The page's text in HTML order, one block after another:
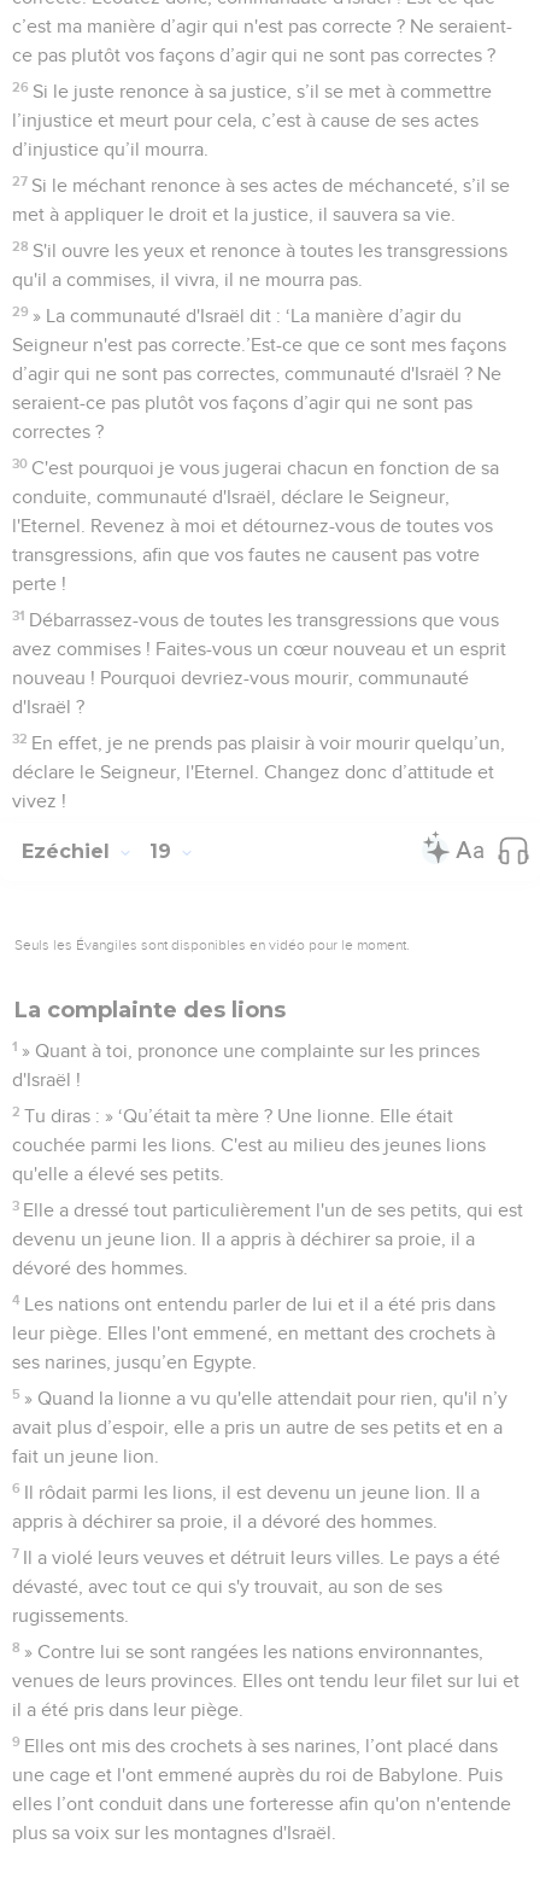
c’est ma manière d’agir qui n'est pas correcte ? Ne seraient-
ce pas plutôt vos façons d’agir qui ne sont pas correctes ?
26 Si le juste renonce à sa justice, s’il se met à commettre
l’injustice et meurt pour cela, c’est à cause de ses actes
d’injustice qu’il mourra.
27 Si le méchant renonce à ses actes de méchanceté, s’il se
met à appliquer le droit et la justice, il sauvera sa vie.
28 S'il ouvre les yeux et renonce à toutes les transgressions
qu'il a commises, il vivra, il ne mourra pas.
29 » La communauté d'Israël dit : ‘La manière d’agir du
Seigneur n'est pas correcte.’Est-ce que ce sont mes façons
d’agir qui ne sont pas correctes, communauté d'Israël ? Ne
seraient-ce pas plutôt vos façons d’agir qui ne sont pas
correctes ?
30 C'est pourquoi je vous jugerai chacun en fonction de sa
conduite, communauté d'Israël, déclare le Seigneur,
l'Eternel. Revenez à moi et détournez-vous de toutes vos
transgressions, afin que vos fautes ne causent pas votre
perte !
31 Débarrassez-vous de toutes les transgressions que vous
avez commises ! Faites-vous un cœur nouveau et un esprit
nouveau ! Pourquoi devriez-vous mourir, communauté
d'Israël ?
32 En effet, je ne prends pas plaisir à voir mourir quelqu’un,
déclare le Seigneur, l'Eternel. Changez donc d’attitude et
vivez !
Ezéchiel 19
Seuls les Évangiles sont disponibles en vidéo pour le moment.
La complainte des lions
1 » Quant à toi, prononce une complainte sur les princes
d'Israël !
2 Tu diras : » ‘Qu’était ta mère ? Une lionne. Elle était
couchée parmi les lions. C'est au milieu des jeunes lions
qu'elle a élevé ses petits.
3 Elle a dressé tout particulièrement l'un de ses petits, qui est
devenu un jeune lion. Il a appris à déchirer sa proie, il a
dévoré des hommes.
4 Les nations ont entendu parler de lui et il a été pris dans
leur piège. Elles l'ont emmené, en mettant des crochets à
ses narines, jusqu’en Egypte.
5 » Quand la lionne a vu qu'elle attendait pour rien, qu'il n’y
avait plus d’espoir, elle a pris un autre de ses petits et en a
fait un jeune lion.
6 Il rôdait parmi les lions, il est devenu un jeune lion. Il a
appris à déchirer sa proie, il a dévoré des hommes.
7 Il a violé leurs veuves et détruit leurs villes. Le pays a été
dévasté, avec tout ce qui s'y trouvait, au son de ses
rugissements.
8 » Contre lui se sont rangées les nations environnantes,
venues de leurs provinces. Elles ont tendu leur filet sur lui et
il a été pris dans leur piège.
9 Elles ont mis des crochets à ses narines, l’ont placé dans
une cage et l'ont emmené auprès du roi de Babylone. Puis
elles l’ont conduit dans une forteresse afin qu'on n'entende
plus sa voix sur les montagnes d'Israël.